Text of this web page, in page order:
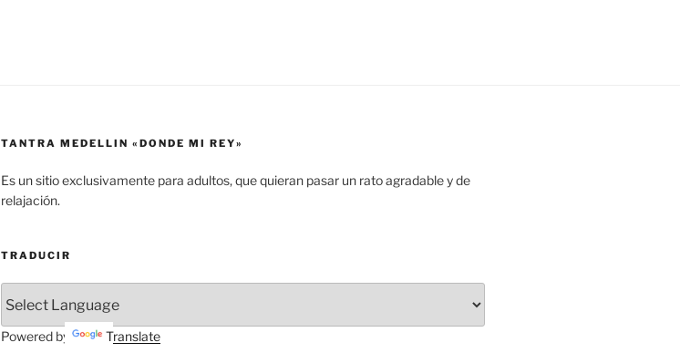
TANTRA MEDELLIN «DONDE MI REY»
Es un sitio exclusivamente para adultos, que quieran pasar un rato agradable y de
relajación.
TRADUCIR
Powered by Translate